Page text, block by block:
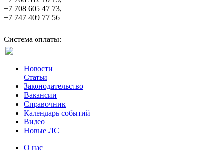
+7 708 605 47 73,
+7 747 409 77 56
Система оплаты:
Новости
Статьи
Законодательство
Вакансии
Справочник
Календарь событий
Видео
Новые ЛС
О нас